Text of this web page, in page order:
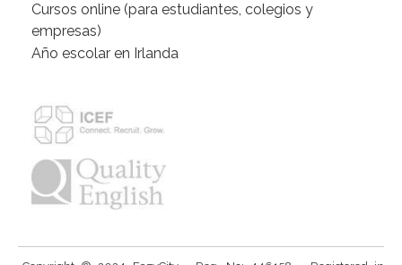
Cursos online (para estudiantes, colegios y
empresas)
Año escolar en Irlanda